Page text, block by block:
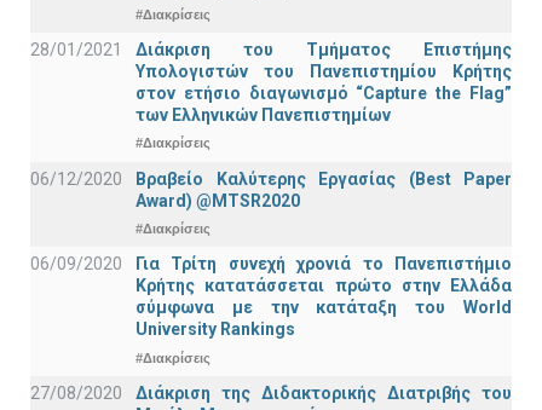
#Διακρίσεις
28/01/2021
Διάκριση του Τμήματος Επιστήμης
Υπολογιστών του Πανεπιστημίου Κρήτης
στον ετήσιο διαγωνισμό “Capture the Flag”
των Ελληνικών Πανεπιστημίων
#Διακρίσεις
06/12/2020
Βραβείο Καλύτερης Εργασίας (Best Paper
Award) @MTSR2020
#Διακρίσεις
06/09/2020
Για Τρίτη συνεχή χρονιά το Πανεπιστήμιο
Κρήτης κατατάσσεται πρώτο στην Ελλάδα
σύμφωνα με την κατάταξη του World
University Rankings
#Διακρίσεις
27/08/2020
Διάκριση της Διδακτορικής Διατριβής του